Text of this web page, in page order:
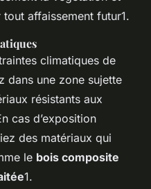
affaissement futur1.
climatiques de
dans une zone sujette
résistants aux
cas d’exposition
des matériaux qui
le bois composite
1.